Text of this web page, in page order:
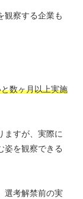
観察する企業も
数ヶ月以上実施
ますが、実際に
姿を観察できる
選考解禁前の実